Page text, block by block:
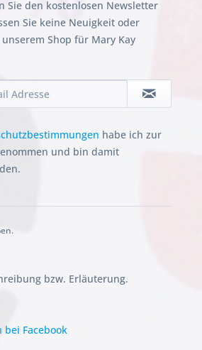
Sie den kostenlosen Newsletter
Sie keine Neuigkeit oder
Shop für Mary Kay
habe ich zur
und bin damit
bzw. Erläuterung.
bei Facebook